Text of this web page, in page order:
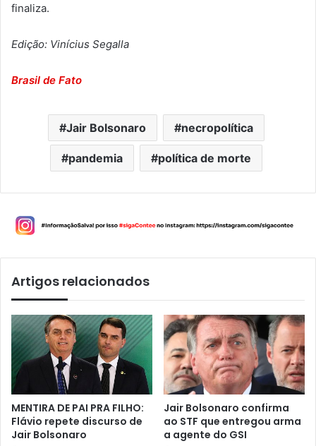
finaliza.
Edição: Vinícius Segalla
Brasil de Fato
Jair Bolsonaro necropolítica
pandemia política de morte
Artigos relacionados
MENTIRA DE PAI PRA FILHO:
Flávio repete discurso de
Jair Bolsonaro
Jair Bolsonaro confirma
ao STF que entregou arma
a agente do GSI